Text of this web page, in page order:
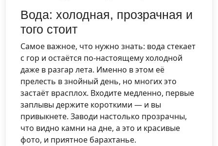
Вода: холодная, прозрачная и
того стоит
Самое важное, что нужно знать: вода стекает
с гор и остаётся по-настоящему холодной
даже в разгар лета. Именно в этом её
прелесть в знойный день, но многих это
застаёт врасплох. Входите медленно, первые
заплывы держите короткими — и вы
привыкнете. Заводи настолько прозрачны,
что видно камни на дне, а это и красивые
фото, и приятное барахтанье.